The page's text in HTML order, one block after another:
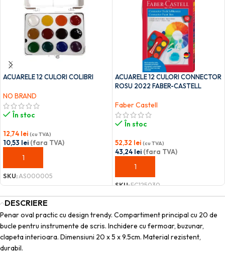
ACUARELE 12 CULORI COLIBRI
NO BRAND
În stoc
12,74 lei (cu TVA)
10,53 lei (fara TVA)
ADAUGĂ ÎN COȘ
SKU:AS000005
ACUARELE 12 CULORI CONNECTOR
ROSU 2022 FABER-CASTELL
Faber Castell
În stoc
52,32 lei (cu TVA)
43,24 lei (fara TVA)
ADAUGĂ ÎN COȘ
SKU:FC125030
DESCRIERE
Penar oval practic cu design trendy. Compartiment principal cu 20 de
bucle pentru instrumente de scris. Inchidere cu fermoar, buzunar,
clapeta interioara. Dimensiuni 20 x 5 x 9.5cm. Material rezistent,
durabil.